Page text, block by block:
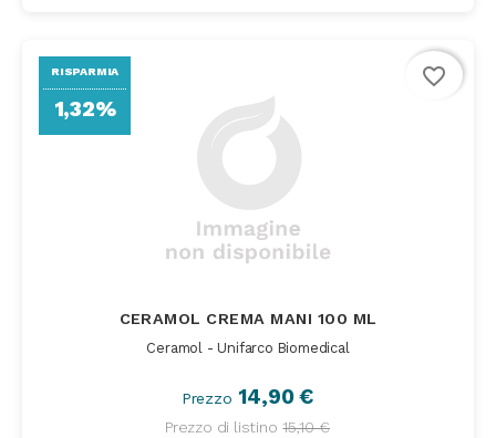
CERAMOL CREMA MANI 100 ML
Ceramol - Unifarco Biomedical
Prezzo 14,90 €
Prezzo di listino 15,10 €
RISPARMIA
1,32%
favorite_border